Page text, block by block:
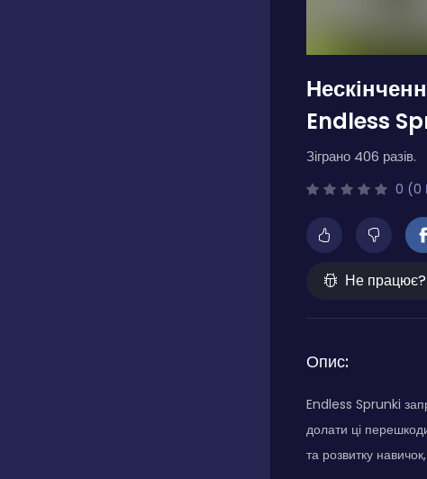
Endless
Зіграно 406 разів.
0 (0
Не працює?
Опис:
Endless Sprunki
долати ці
та розвитку